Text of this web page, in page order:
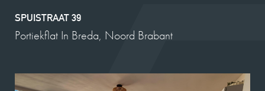
SPUISTRAAT 39
Portiekflat In Breda, Noord Brabant